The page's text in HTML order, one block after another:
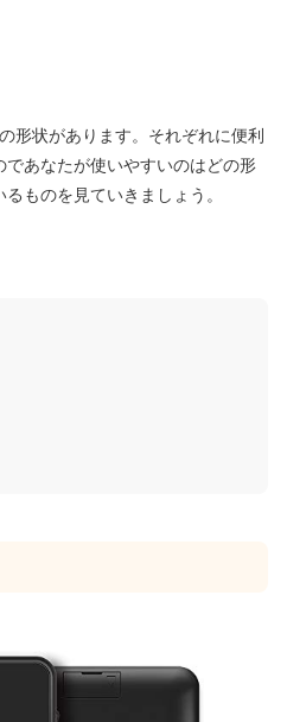
形状があります。それぞれに便利
あなたが使いやすいのはどの形
ものを見ていきましょう。